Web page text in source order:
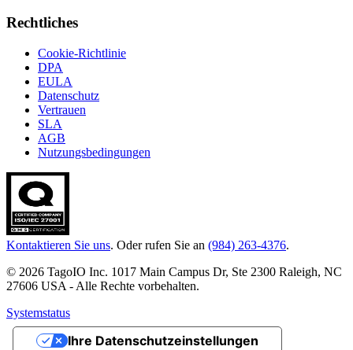
Rechtliches
Cookie-Richtlinie
DPA
EULA
Datenschutz
Vertrauen
SLA
AGB
Nutzungsbedingungen
Kontaktieren Sie uns. Oder rufen Sie an (984) 263-4376.
© 2026 TagoIO Inc. 1017 Main Campus Dr, Ste 2300 Raleigh, NC
27606 USA - Alle Rechte vorbehalten.
Systemstatus
Ihre Datenschutzeinstellungen